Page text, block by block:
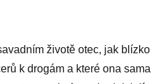
životě otec, jak blízko
k drogám a které ona sama